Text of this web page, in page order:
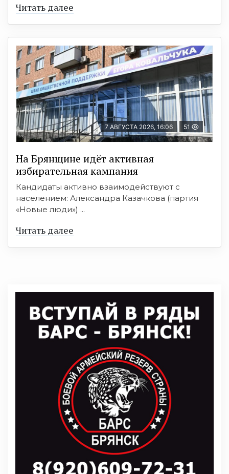
Читать далее
7 АВГУСТА 2026, 16:06 51
На Брянщине идёт активная
избирательная кампания
Кандидаты активно взаимодействуют с
населением: Александра Казачкова (партия
«Новые люди») ...
Читать далее